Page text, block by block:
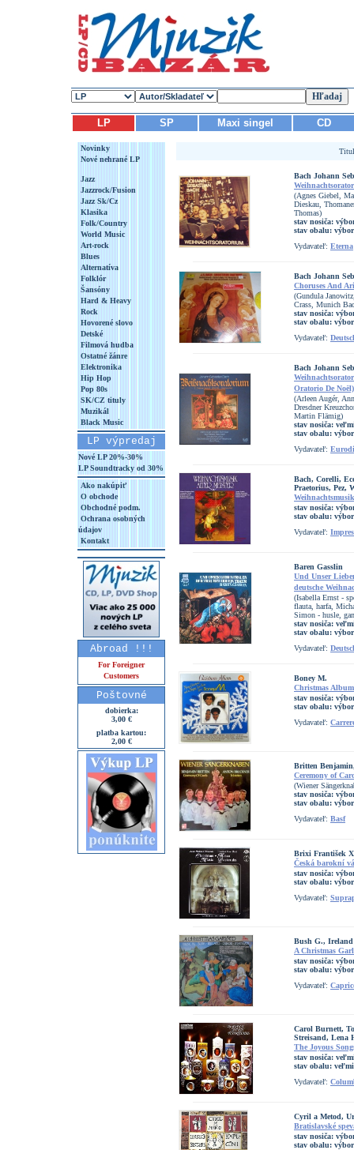
LP SP Maxi singel CD
Novinky
Nové nehrané LP
Jazz
Jazzrock/Fusion
Jazz Sk/Cz
Klasika
Folk/Country
World Music
Art-rock
Blues
Alternatíva
Folklór
Šansóny
Hard & Heavy
Rock
Hovorené slovo
Detské
Filmová hudba
Ostatné žánre
Elektronika
Hip Hop
Pop 80s
SK/CZ tituly
Muzikál
Black Music
LP výpredaj
Nové LP 20%-30%
LP Soundtracky od 30%
Ako nakúpiť
O obchode
Obchodné podm.
Ochrana osobných
údajov
Kontakt
Abroad !!!
For Foreigner
Customers
Poštovné
dobierka:
3,00 €
platba kartou:
2,00 €
Bach Johann
(Agnes Giebel,
Dieskau,
Thomas)
stav nosiča:
stav obalu:
Vydavateľ: Eterna
Bach Johann
Choruses And
(Gundula
Crass, Munich
stav nosiča:
stav obalu:
Vydavateľ:
Bach Johann
Oratorio De Noël)
(Arleen Augér,
Dresdner
Martin Flämig)
stav nosiča:
stav obalu:
Vydavateľ:
Bach, Corelli,
Praetorius, Pez,
stav nosiča:
stav obalu:
Vydavateľ:
Baren Gasslin
Und Unser
deutsche
(Isabella Ernst -
flauta, harfa,
Simon - husle,
stav nosiča:
stav obalu:
Vydavateľ:
Boney M.
Christmas Album
stav nosiča:
stav obalu:
Vydavateľ:
Britten
Ceremony of
(Wiener
stav nosiča:
stav obalu:
Vydavateľ: Basf
Brixi František
Česká barokní
stav nosiča:
stav obalu:
Vydavateľ:
Bush G.,
A Christmas
stav nosiča:
stav obalu:
Vydavateľ:
Carol Burnett,
Streisand, Lena
The Joyous
stav nosiča:
stav obalu:
Vydavateľ:
Cyril a Metod,
Bratislavské
stav nosiča:
stav obalu: